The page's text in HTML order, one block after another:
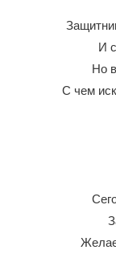
И
Но
С чем